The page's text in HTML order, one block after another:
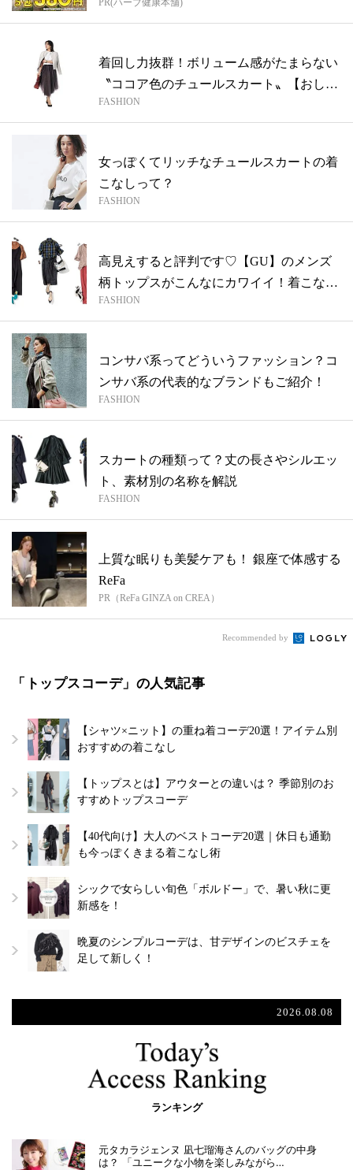
PR(ハーブ健康本舗)
着回し力抜群！ボリューム感がたまらない
〝ココア色のチュールスカート〟【おしゃ
れプ...
FASHION
女っぽくてリッチなチュールスカートの着
こなしって？
FASHION
高見えすると評判です♡【GU】のメンズ
柄トップスがこんなにカワイイ！着こなし
実例...
FASHION
コンサバ系ってどういうファッション？コ
ンサバ系の代表的なブランドもご紹介！
FASHION
スカートの種類って？丈の長さやシルエッ
ト、素材別の名称を解説
FASHION
上質な眠りも美髪ケアも！ 銀座で体感する
ReFa
PR（ReFa GINZA on CREA）
Recommended by
「トップスコーデ」の人気記事
【シャツ×ニット】の重ね着コーデ20選！アイテム別
おすすめの着こなし
【トップスとは】アウターとの違いは？ 季節別のお
すすめトップスコーデ
【40代向け】大人のベストコーデ20選｜休日も通勤
も今っぽくきまる着こなし術
シックで女らしい旬色「ボルドー」で、暑い秋に更
新感を！
晩夏のシンプルコーデは、甘デザインのビスチェを
足して新しく！
2026.08.08
ランキング
元タカラジェンヌ 凪七瑠海さんのバッグの中身
は？ 「ユニークな小物を楽しみながら…